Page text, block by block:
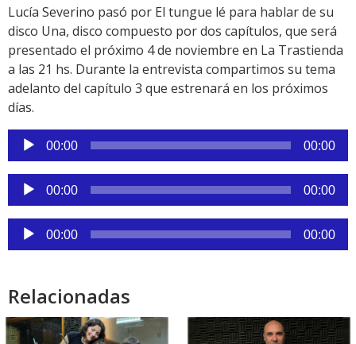
Link
Lucía Severino pasó por El tungue lé para hablar de su
disco Una, disco compuesto por dos capítulos, que será
presentado el próximo 4 de noviembre en La Trastienda
a las 21 hs. Durante la entrevista compartimos su tema
adelanto del capítulo 3 que estrenará en los próximos
días.
Reproductor
de
audio
00:00 00:00
Reproductor
de
audio
00:00 00:00
Reproductor
de
00:00 00:00
Relacionadas